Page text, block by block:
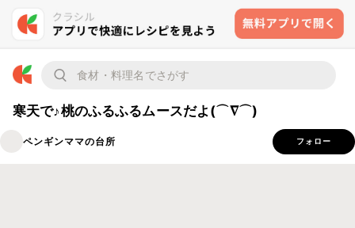
寒天で♪桃のふるふるムースだよ(⌒∇⌒)
ペンギンママの台所 フォロー